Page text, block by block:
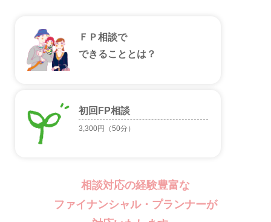
ＦＰ相談で
できることとは？
初回FP相談
3,300円（50分）
相談対応の経験豊富な
ファイナンシャル・プランナーが